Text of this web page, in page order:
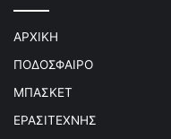
ΑΡΧΙΚΗ
ΠΟΔΟΣΦΑΙΡΟ
ΜΠΑΣΚΕΤ
ΕΡΑΣΙΤΕΧΝΗΣ